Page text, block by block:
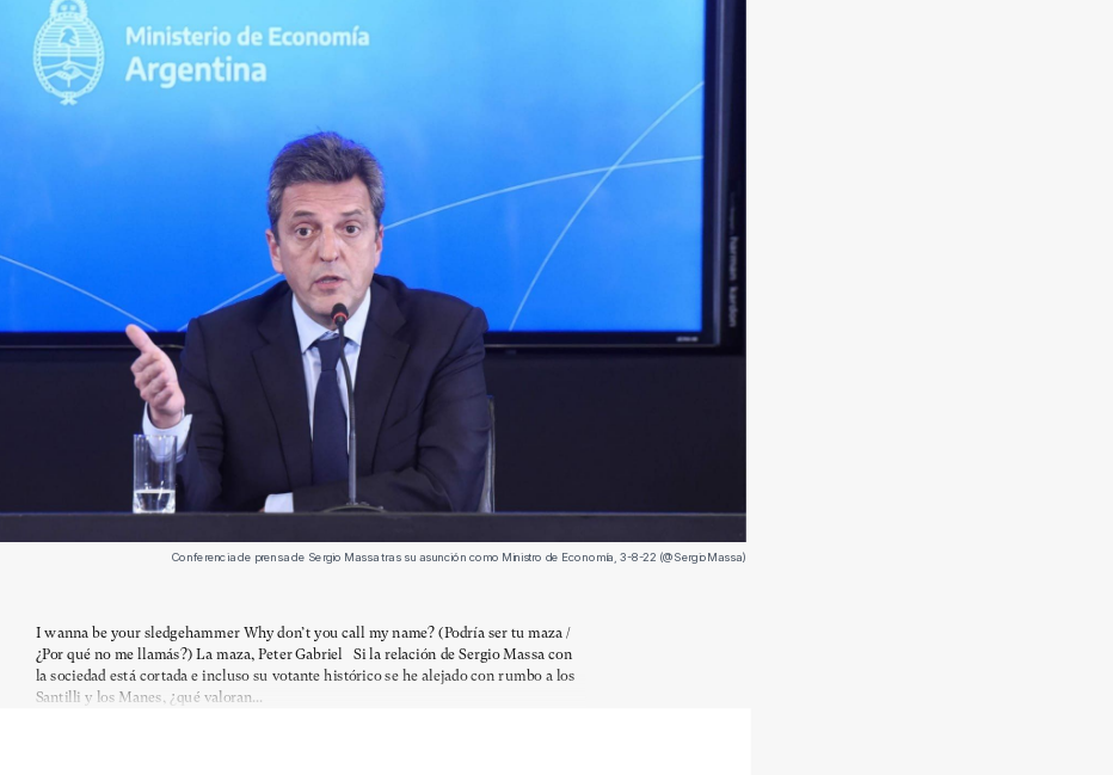
Conferencia de prensa de Sergio Massa tras su asunción como Ministro de Economía, 3-8-22 (@SergioMassa)
I wanna be your sledgehammer Why don’t you call my name? (Podría ser tu maza /
¿Por qué no me llamás?) La maza, Peter Gabriel Si la relación de Sergio Massa con
la sociedad está cortada e incluso su votante histórico se he alejado con rumbo a los
Santilli y los Manes, ¿qué valoran...